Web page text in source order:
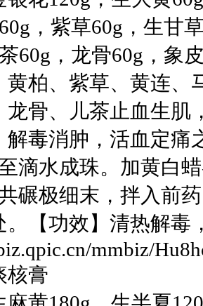
，紫草60g，生甘
60g，龙骨60g，象
黄柏、紫草、黄连、
龙骨、儿茶止血生肌
解毒消肿，活血定痛
滴水成珠。加黄白
碾极细末，拌入前
。【功效】清热解毒
mmbiz/
核膏